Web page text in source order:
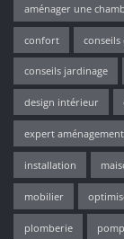
aménager une
confort
conseils jardinage
design intérieur
expert
installation
mobilier
plomberie